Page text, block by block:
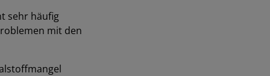
sehr häufig
mit den